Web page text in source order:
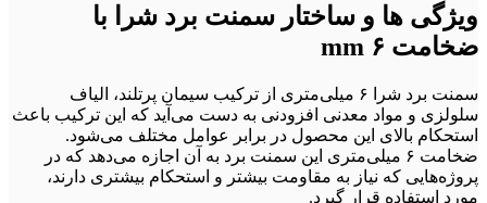
ویژگی‌ ها و ساختار سمنت برد شرا با
ضخامت ۶ mm
سمنت برد شرا ۶ میلی‌متری از ترکیب سیمان پرتلند، الیاف
سلولزی و مواد معدنی افزودنی به دست می‌آید که این ترکیب باعث
استحکام بالای این محصول در برابر عوامل مختلف می‌شود.
ضخامت ۶ میلی‌متری این سمنت برد به آن اجازه می‌دهد که در
پروژه‌هایی که نیاز به مقاومت بیشتر و استحکام بیشتری دارند،
مورد استفاده قرار گیرد.